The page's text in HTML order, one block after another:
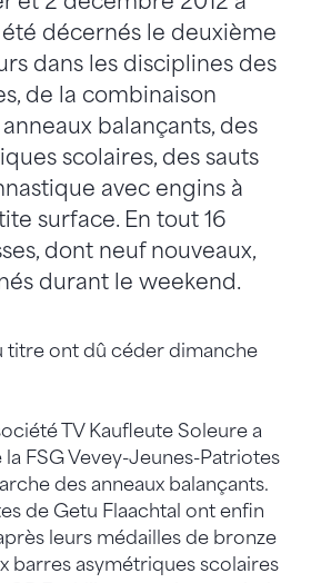
décernés le deuxième
dans les disciplines des
de la combinaison
anneaux balançants, des
scolaires, des sauts
avec engins à
surface. En tout 16
dont neuf nouveaux,
durant le weekend.
titre ont dû céder dimanche
TV Kaufleute Soleure a
FSG Vevey-Jeunes-Patriotes
des anneaux balançants.
de Getu Flaachtal ont enfin
leurs médailles de bronze
barres asymétriques scolaires